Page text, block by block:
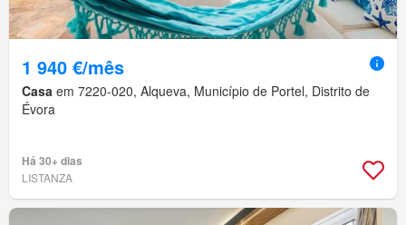
1 940 €/mês
Casa em 7220-020, Alqueva, Município de Portel, Distrito de
Évora
Há 30+ dias
LISTANZA